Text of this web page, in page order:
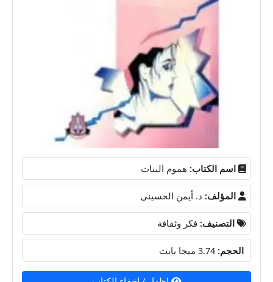
اسم الكتاب: هموم البنات
المؤلف: د. أيمن الحسينى
التصنيف: فكر وثقافة
الحجم: